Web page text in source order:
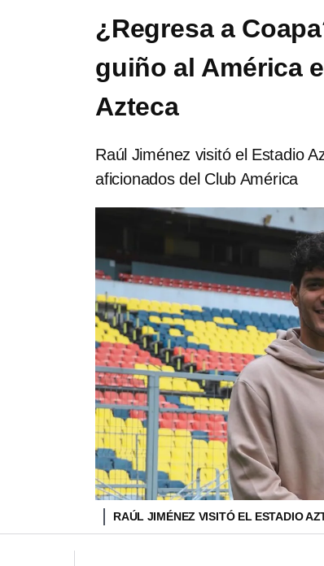
¿Regresa a
guiño al América
Azteca
Raúl Jiménez visitó el Estadio
aficionados del Club América
RAÚL JIMÉNEZ VISITÓ EL ESTADIO